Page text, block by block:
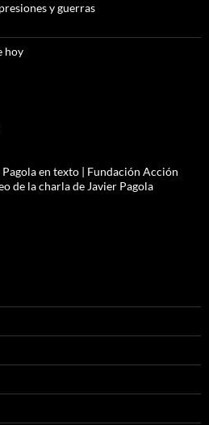
y guerras
hoy
en texto | Fundación Acción
de la charla de Javier Pagola